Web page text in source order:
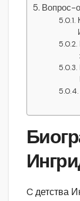
Вопрос-
C детства